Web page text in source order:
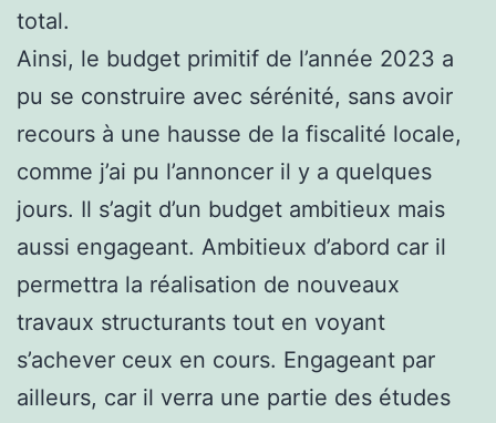
total.
Ainsi, le budget primitif de l’année 2023 a
pu se construire avec sérénité, sans avoir
recours à une hausse de la fiscalité locale,
comme j’ai pu l’annoncer il y a quelques
jours. Il s’agit d’un budget ambitieux mais
aussi engageant. Ambitieux d’abord car il
permettra la réalisation de nouveaux
travaux structurants tout en voyant
s’achever ceux en cours. Engageant par
ailleurs, car il verra une partie des études